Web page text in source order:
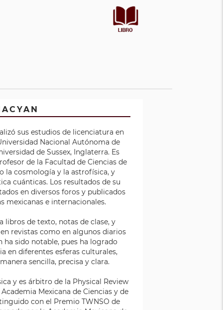
sus estudios de licenciatura en
Nacional Autónoma de
de Sussex, Inglaterra. Es
de la Facultad de Ciencias de
la cosmología y la astrofísica, y
cuánticas. Los resultados de su
en diversos foros y publicados
mexicanas e internacionales.
libros de texto, notas de clase, y
revistas como en algunos diarios
ha sido notable, pues ha logrado
en diferentes esferas culturales,
sencilla, precisa y clara.
y es árbitro de la Physical Review
Mexicana de Ciencias y de
con el Premio TWNSO de